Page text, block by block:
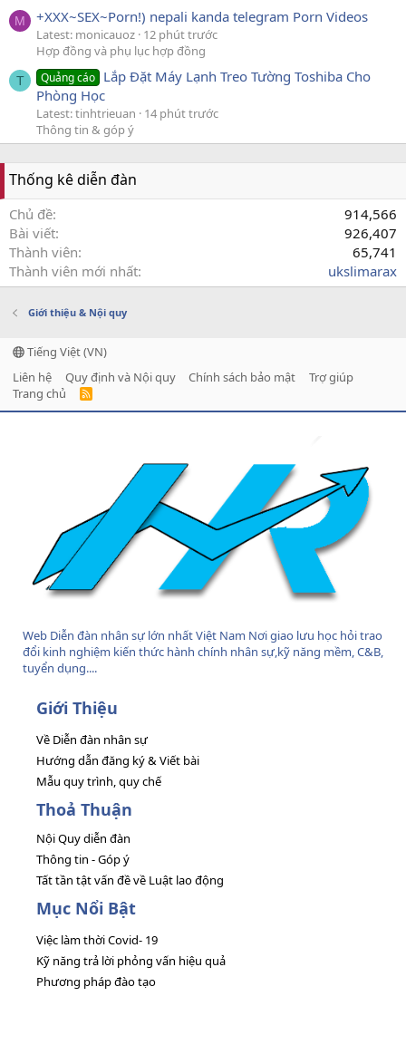
M +XXX~SEX~Porn!) nepali kanda telegram Porn Videos
Latest: monicauoz 12 phút trước
Hợp đồng và phụ lục hợp đồng
T Quảng cáo Lắp Đặt Máy Lạnh Treo Tường Toshiba Cho
Phòng Học
Latest: tinhtrieuan
14 phút trước
Thông tin & góp ý
Thống kê diễn đàn
Chủ đề
914,566
Bài viết
926,407
Thành viên
65,741
Thành viên mới nhất
ukslimarax
Giới thiệu & Nội quy
Tiếng Việt (VN)
Liên hệ
Quy định và Nội quy Chính sách bảo mật
Trợ giúp
Trang chủ
R
Web Diễn đàn nhân sự lớn nhất Việt Nam Nơi giao lưu học hỏi trao
đổi kinh nghiệm kiến thức hành chính nhân sự,kỹ năng mềm, C&B,
tuyển dụng....
Giới Thiệu
Về Diễn đàn nhân sự
Hướng dẫn đăng ký & Viết bài
Mẫu quy trình, quy chế
Thoả Thuận
Nội Quy diễn đàn
Thông tin - Góp ý
Tất tần tật vấn đề về Luật lao động
Mục Nổi Bật
Việc làm thời Covid- 19
Kỹ năng trả lời phỏng vấn hiệu quả
Phương pháp đào tạo